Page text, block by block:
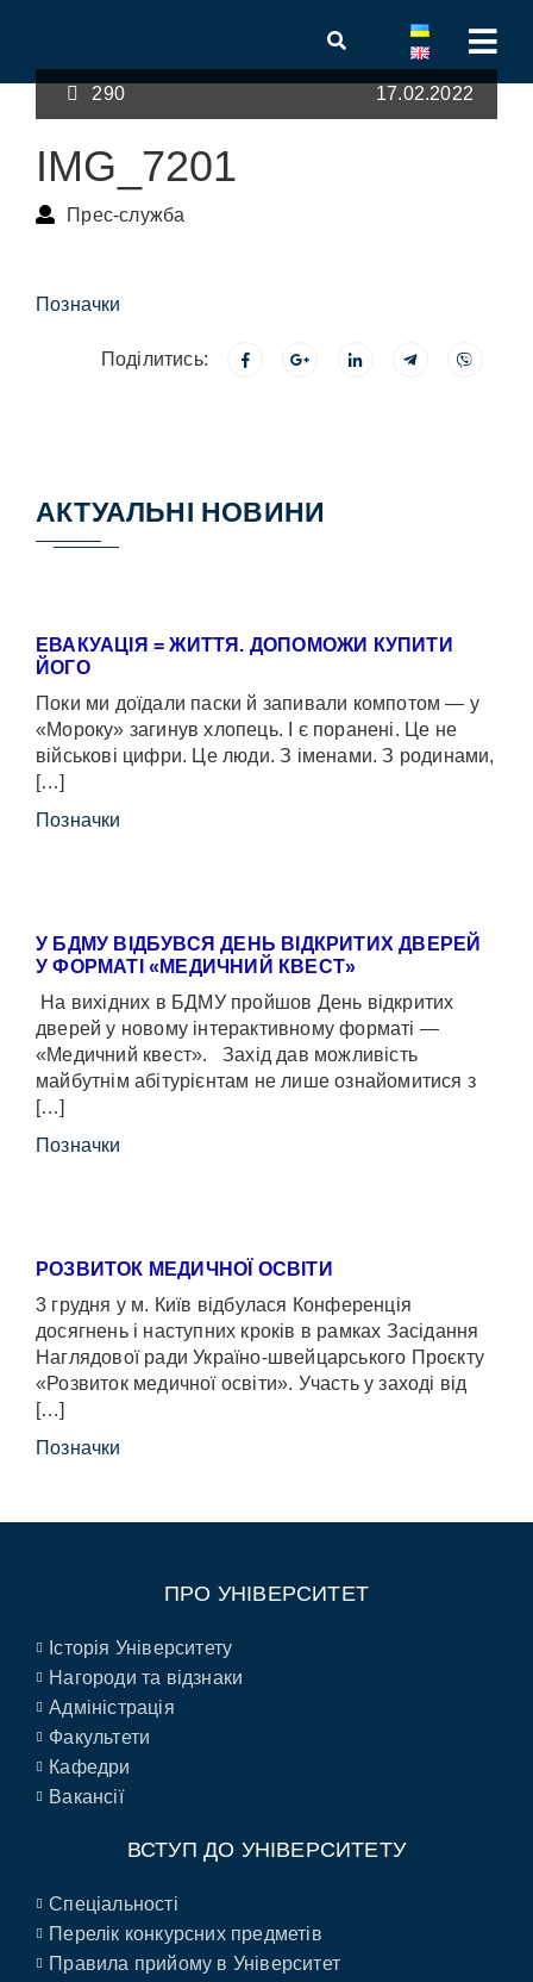
290 17.02.2022
IMG_7201
Прес-служба
Позначки
Поділитись:
АКТУАЛЬНІ НОВИНИ
ЕВАКУАЦІЯ = ЖИТТЯ. ДОПОМОЖИ КУПИТИ
ЙОГО
Поки ми доїдали паски й запивали компотом — у
«Мороку» загинув хлопець. І є поранені. Це не
військові цифри. Це люди. З іменами. З родинами,
[…]
Позначки
У БДМУ ВІДБУВСЯ ДЕНЬ ВІДКРИТИХ ДВЕРЕЙ
У ФОРМАТІ «МЕДИЧНИЙ КВЕСТ»
На вихідних в БДМУ пройшов День відкритих
дверей у новому інтерактивному форматі —
«Медичний квест». Захід дав можливість
майбутнім абітурієнтам не лише ознайомитися з
[…]
Позначки
РОЗВИТОК МЕДИЧНОЇ ОСВІТИ
3 грудня у м. Київ відбулася Конференція
досягнень і наступних кроків в рамках Засідання
Наглядової ради Україно-швейцарського Проєкту
«Розвиток медичної освіти». Участь у заході від
[…]
Позначки
ПРО УНІВЕРСИТЕТ
Історія Університету
Нагороди та відзнаки
Адміністрація
Факультети
Кафедри
Вакансії
ВСТУП ДО УНІВЕРСИТЕТУ
Спеціальності
Перелік конкурсних предметів
Правила прийому в Університет